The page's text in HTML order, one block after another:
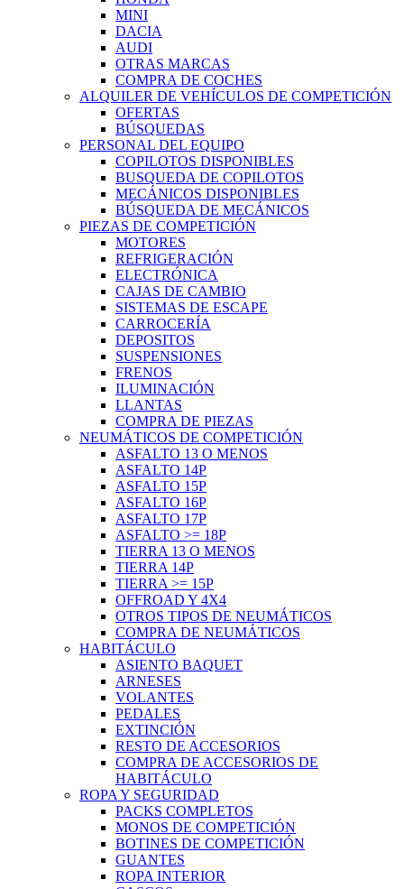
MINI
DACIA
AUDI
OTRAS MARCAS
COMPRA DE COCHES
ALQUILER DE VEHÍCULOS DE COMPETICIÓN
OFERTAS
BÚSQUEDAS
PERSONAL DEL EQUIPO
COPILOTOS DISPONIBLES
BUSQUEDA DE COPILOTOS
MECÁNICOS DISPONIBLES
BÚSQUEDA DE MECÁNICOS
PIEZAS DE COMPETICIÓN
MOTORES
REFRIGERACIÓN
ELECTRÓNICA
CAJAS DE CAMBIO
SISTEMAS DE ESCAPE
CARROCERÍA
DEPOSITOS
SUSPENSIONES
FRENOS
ILUMINACIÓN
LLANTAS
COMPRA DE PIEZAS
NEUMÁTICOS DE COMPETICIÓN
ASFALTO 13 O MENOS
ASFALTO 14P
ASFALTO 15P
ASFALTO 16P
ASFALTO 17P
ASFALTO >= 18P
TIERRA 13 O MENOS
TIERRA 14P
TIERRA >= 15P
OFFROAD Y 4X4
OTROS TIPOS DE NEUMÁTICOS
COMPRA DE NEUMÁTICOS
HABITÁCULO
ASIENTO BAQUET
ARNESES
VOLANTES
PEDALES
EXTINCIÓN
RESTO DE ACCESORIOS
COMPRA DE ACCESORIOS DE
HABITÁCULO
ROPA Y SEGURIDAD
PACKS COMPLETOS
MONOS DE COMPETICIÓN
BOTINES DE COMPETICIÓN
GUANTES
ROPA INTERIOR